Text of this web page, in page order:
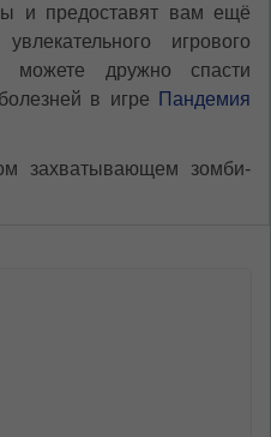
и предоставят вам ещё
игрового
дружно спасти
в игре
Пандемия
захватывающем зомби-